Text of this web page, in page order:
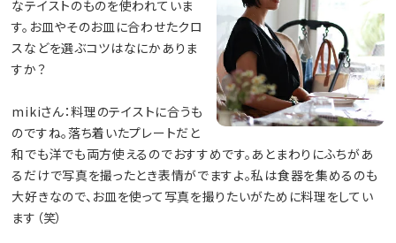
なテイストのものを使われていま
す。お皿やそのお皿に合わせたクロ
スなどを選ぶコツはなにかありま
すか？
mikiさん：料理のテイストに合うも
のですね。落ち着いたプレートだと
和でも洋でも両方使えるのでおすすめです。あとまわりにふちがあ
るだけで写真を撮ったとき表情がでますよ。私は食器を集めるのも
大好きなので、お皿を使って写真を撮りたいがために料理をしてい
ます（笑）